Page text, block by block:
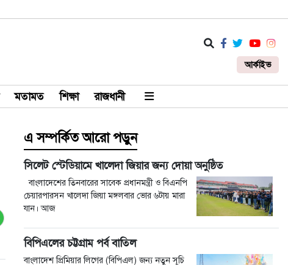
আর্কাইভ
মতামত শিক্ষা রাজধানী
এ সম্পর্কিত আরো পড়ুন
সিলেট স্টেডিয়ামে খালেদা জিয়ার জন্য দোয়া অনুষ্ঠিত
বাংলাদেশের তিনবারের সাবেক প্রধানমন্ত্রী ও বিএনপি
চেয়ারপারসন খালেদা জিয়া মঙ্গলবার ভোর ৬টায় মারা
যান। আজ
বিপিএলের চট্টগ্রাম পর্ব বাতিল
বাংলাদেশ প্রিমিয়ার লিগের (বিপিএল) জন্য নতুন সূচি